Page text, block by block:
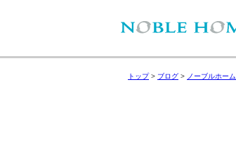
トップ> ブログ > ノーブルホー